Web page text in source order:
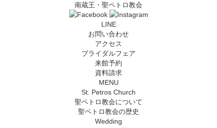
南蔵王・聖ペトロ教会
LINE
お問い合わせ
アクセス
ブライダルフェア
来館予約
資料請求
MENU
St. Petros Church
聖ペトロ教会について
聖ペトロ教会の歴史
Wedding